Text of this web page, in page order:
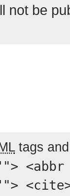
not be
tags